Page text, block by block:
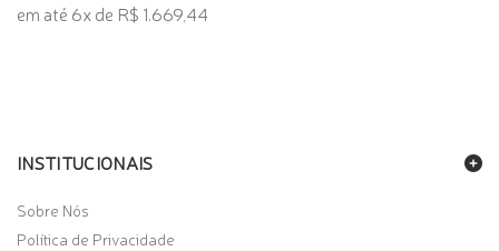
em até 6x de R$ 1.669,44
INSTITUCIONAIS
Sobre Nós
Política de Privacidade